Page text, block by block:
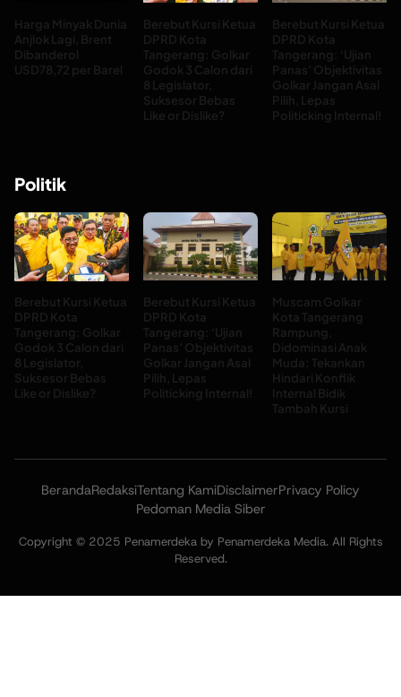
Harga Minyak Dunia
Anjlok Lagi, Brent
Dibanderol
USD78,72 per Barel
Berebut Kursi Ketua
DPRD Kota
Tangerang: Golkar
Godok 3 Calon dari
8 Legislator,
Suksesor Bebas
Like or Dislike?
Berebut Kursi Ketua
DPRD Kota
Tangerang: ‘Ujian
Panas’ Objektivitas
Golkar Jangan Asal
Pilih, Lepas
Politicking Internal!
Politik
Berebut Kursi Ketua
DPRD Kota
Tangerang: Golkar
Godok 3 Calon dari
8 Legislator,
Suksesor Bebas
Like or Dislike?
Berebut Kursi Ketua
DPRD Kota
Tangerang: ‘Ujian
Panas’ Objektivitas
Golkar Jangan Asal
Pilih, Lepas
Politicking Internal!
Muscam Golkar
Kota Tangerang
Rampung,
Didominasi Anak
Muda: Tekankan
Hindari Konflik
Internal Bidik
Tambah Kursi
BerandaRedaksiTentang KamiDisclaimerPrivacy Policy
Pedoman Media Siber
Copyright © 2025 Penamerdeka by Penamerdeka Media. All Rights
Reserved.